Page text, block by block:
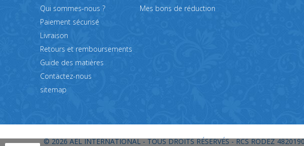
Qui sommes-nous ?
Paiement sécurisé
Livraison
Retours et remboursements
Guide des matières
Contactez-nous
sitemap
Mes bons de réduction
© 2026AEL INTERNATIONAL - TOUS DROITS RÉSERVÉS - RCS RODEZ